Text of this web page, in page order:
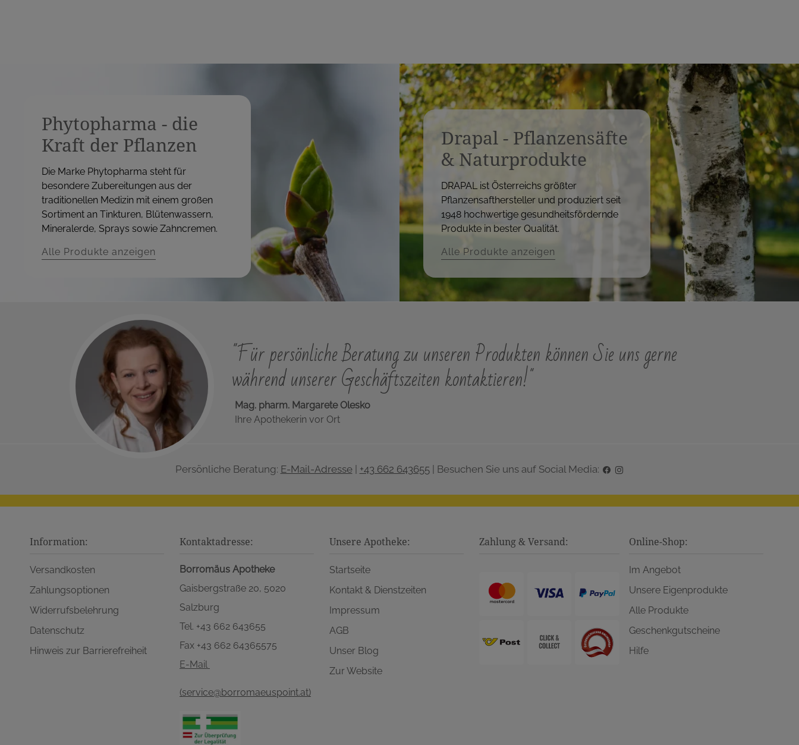
Phytopharma - die
Kraft der Pflanzen
Die Marke Phytopharma steht für
besondere Zubereitungen aus der
traditionellen Medizin mit einem großen
Sortiment an Tinkturen, Blütenwassern,
Mineralerde, Sprays sowie Zahncremen.
Alle Produkte anzeigen
Drapal - Pflanzensäfte
& Naturprodukte
DRAPAL ist Österreichs größter
Pflanzensafthersteller und produziert seit
1948 hochwertige gesundheitsfördernde
Produkte in bester Qualität.
Alle Produkte anzeigen
"Für persönliche Beratung zu unseren Produkten können Sie uns gerne
während unserer Geschäftszeiten kontaktieren!"
Mag. pharm. Margarete Olesko
Ihre Apothekerin vor Ort
Persönliche Beratung: E-Mail-Adresse| +43 662 643655| Besuchen Sie uns auf Social Media:
Information:
Versandkosten
Zahlungsoptionen
Widerrufsbelehrung
Datenschutz
Hinweis zur Barrierefreiheit
Kontaktadresse:
Borromäus Apotheke
Gaisbergstraße 20, 5020
Salzburg
Tel. +43 662 643655
Fax +43 662 64365575
E-Mail
(service@borromaeuspoint.at)
Unsere Apotheke:
Startseite
Kontakt & Dienstzeiten
Impressum
AGB
Unser Blog
Zur Website
Zahlung & Versand: Online-Shop:
Im Angebot
Unsere Eigenprodukte
Alle Produkte
Geschenkgutscheine
Hilfe